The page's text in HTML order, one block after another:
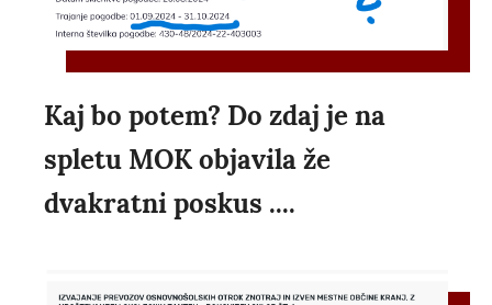
Kaj bo potem? Do zdaj je na
spletu MOK objavila že
dvakratni poskus ....